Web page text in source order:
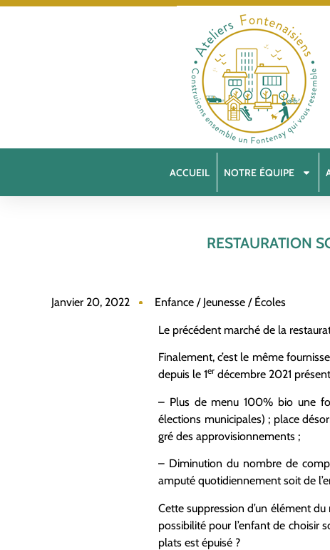
ACCUEIL NOTRE ÉQUIPE
RESTAURATION
Janvier 20, 2022 Enfance / Jeunesse / Écoles
Le précédent marché de la
Finalement, c’est le même
depuis le 1er décembre 2021
– Plus de menu 100% bio une
élections municipales) ; place
gré des approvisionnements ;
– Diminution du nombre de
amputé quotidiennement soit de
Cette suppression d’un élément
possibilité pour l’enfant de choisir
plats est épuisé ?